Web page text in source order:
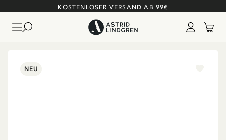
KOSTENLOSER VERSAND AB 99€
NEU